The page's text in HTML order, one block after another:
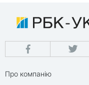
Про компанію